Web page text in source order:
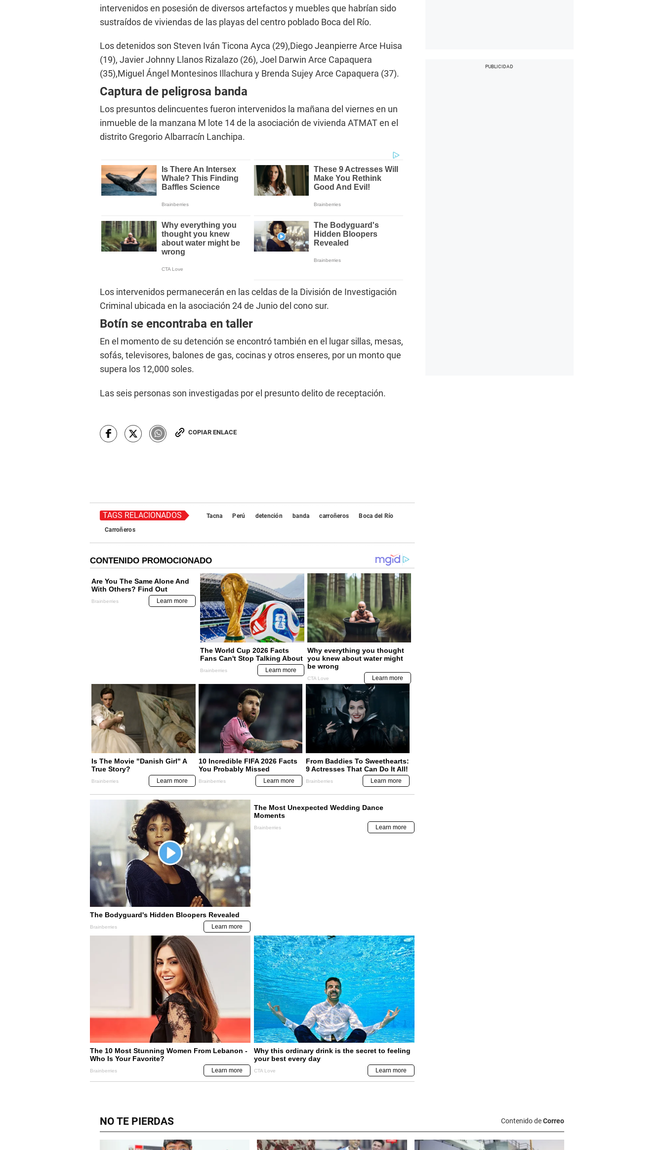
intervenidos en posesión de diversos artefactos y muebles que habrían sido
sustraídos de viviendas de las playas del centro poblado Boca del Río.
Los detenidos son Steven Iván Ticona Ayca (29),Diego Jeanpierre Arce Huisa
(19), Javier Johnny Llanos Rizalazo (26), Joel Darwin Arce Capaquera
(35),Miguel Ángel Montesinos Illachura y Brenda Sujey Arce Capaquera (37).
Captura de peligrosa banda
Los presuntos delincuentes fueron intervenidos la mañana del viernes en un
inmueble de la manzana M lote 14 de la asociación de vivienda ATMAT en el
distrito Gregorio Albarracín Lanchipa.
Los intervenidos permanecerán en las celdas de la División de Investigación
Criminal ubicada en la asociación 24 de Junio del cono sur.
Botín se encontraba en taller
En el momento de su detención se encontró también en el lugar sillas, mesas,
sofás, televisores, balones de gas, cocinas y otros enseres, por un monto que
supera los 12,000 soles.
Las seis personas son investigadas por el presunto delito de receptación.
COPIAR ENLACE
TAGS RELACIONADOS Tacna Perú detención banda carroñeros
Boca del Río
Carroñeros
NO TE PIERDAS Contenido deCorreo